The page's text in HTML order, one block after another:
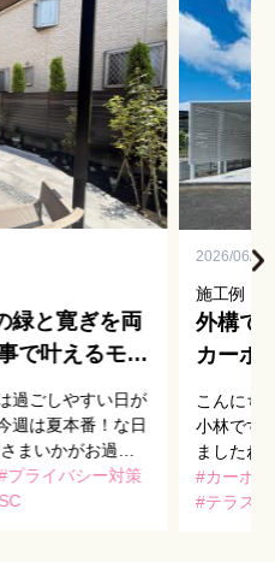
緑と寛ぎを両
で叶えるモダ
過ごしやすい日が
週は夏本番！な日
まいかがお過ご
、本日は昨年横
をお手伝いさせて
プライバシー対策
2026/06/15
施工例
外構で
カーポ
こんにち
小林です
ましたね
てお過ご
さんで販
カーポ
テラス